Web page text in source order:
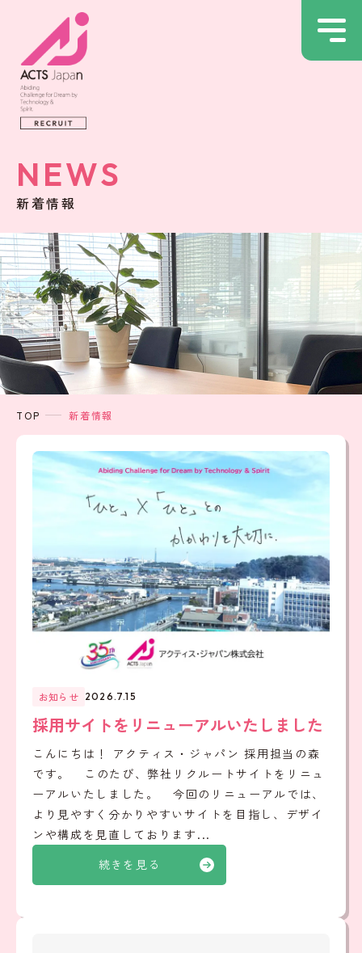
NEWS
新着情報
TOP 新着情報
続きを見る
お知らせ 2026.7.15
採用サイトをリニューアルいたしました
こんにちは！ アクティス・ジャパン 採用担当の森
です。 このたび、弊社リクルートサイトをリニュ
ーアルいたしました。 今回のリニューアルでは、
より見やすく分かりやすいサイトを目指し、デザイ
ンや構成を見直しております...